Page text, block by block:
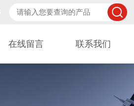
在线留言 联系我们